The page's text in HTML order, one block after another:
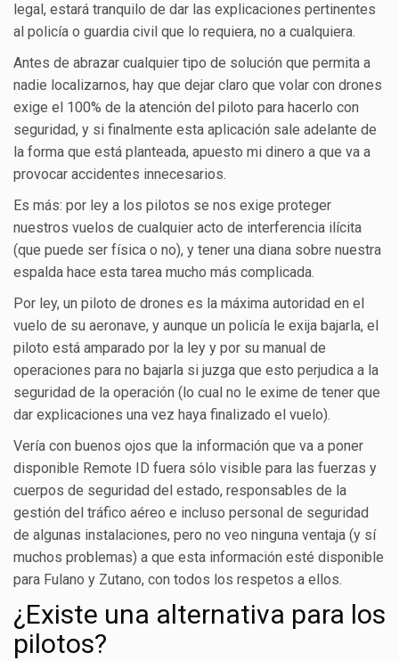
legal, estará tranquilo de dar las explicaciones pertinentes
al policía o guardia civil que lo requiera, no a cualquiera.
Antes de abrazar cualquier tipo de solución que permita a
nadie localizarnos, hay que dejar claro que volar con drones
exige el 100% de la atención del piloto para hacerlo con
seguridad, y si finalmente esta aplicación sale adelante de
la forma que está planteada, apuesto mi dinero a que va a
provocar accidentes innecesarios.
Es más: por ley a los pilotos se nos exige proteger
nuestros vuelos de cualquier acto de interferencia ilícita
(que puede ser física o no), y tener una diana sobre nuestra
espalda hace esta tarea mucho más complicada.
Por ley, un piloto de drones es la máxima autoridad en el
vuelo de su aeronave, y aunque un policía le exija bajarla, el
piloto está amparado por la ley y por su manual de
operaciones para no bajarla si juzga que esto perjudica a la
seguridad de la operación (lo cual no le exime de tener que
dar explicaciones una vez haya finalizado el vuelo).
Vería con buenos ojos que la información que va a poner
disponible Remote ID fuera sólo visible para las fuerzas y
cuerpos de seguridad del estado, responsables de la
gestión del tráfico aéreo e incluso personal de seguridad
de algunas instalaciones, pero no veo ninguna ventaja (y sí
muchos problemas) a que esta información esté disponible
para Fulano y Zutano, con todos los respetos a ellos.
¿Existe una alternativa para los
pilotos?